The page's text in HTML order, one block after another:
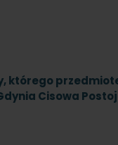
którego
Cisowa